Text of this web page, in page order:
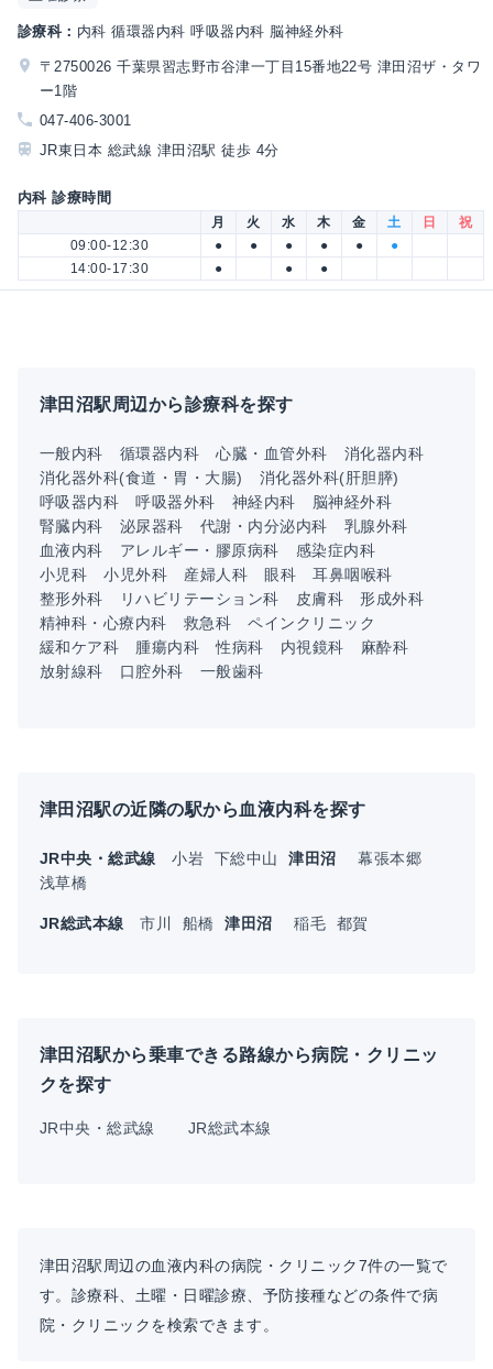
診療科： 内科 循環器内科 呼吸器内科 脳神経外科
〒2750026 千葉県習志野市谷津一丁目15番地22号 津田沼ザ・タワ
ー1階
047-406-3001
JR東日本 総武線 津田沼駅 徒歩 4分
内科 診療時間
月 火 水 木 金 土 日
祝
09:00-12:30
● ● ● ● ●
●
14:00-17:30
● ● ●
津田沼駅周辺から診療科を探す
一般内科 循環器内科 心臓・血管外科
消化器内科
消化器外科(食道・胃・大腸)
消化器外科(肝胆膵)
呼吸器内科
呼吸器外科 神経内科
脳神経外科
腎臓内科
泌尿器科 代謝・内分泌内科
乳腺外科
血液内科
アレルギー・膠原病科
感染症内科
小児科
小児外科 産婦人科 眼科
耳鼻咽喉科
整形外科
リハビリテーション科 皮膚科
形成外科
精神科・心療内科
救急科
ペインクリニック
緩和ケア科
腫瘍内科 性病科 内視鏡科
麻酔科
放射線科
口腔外科 一般歯科
津田沼駅の近隣の駅から血液内科を探す
JR中央・総武線 小岩 下総中山 津田沼
幕張本郷
浅草橋
JR総武本線 市川 船橋 津田沼 稲毛 都賀
津田沼駅から乗車できる路線から病院・クリニッ
クを探す
JR中央・総武線 JR総武本線
津田沼駅周辺の血液内科の病院・クリニック7件の一覧で
す。診療科、土曜・日曜診療、予防接種などの条件で病
院・クリニックを検索できます。